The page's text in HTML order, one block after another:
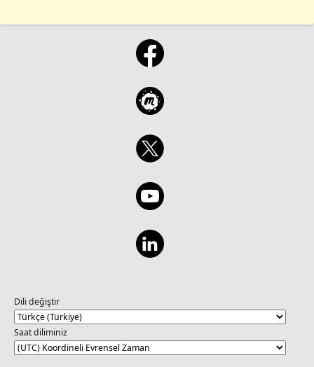
Dili değiştir
Saat diliminiz